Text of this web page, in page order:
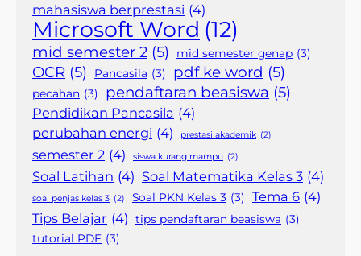
mahasiswa berprestasi (4)
Microsoft Word (12)
mid semester 2 (5) mid semester genap (3)
OCR (5) Pancasila (3) pdf ke word (5)
pecahan (3) pendaftaran beasiswa (5)
Pendidikan Pancasila (4)
perubahan energi (4) prestasi akademik (2)
semester 2 (4) siswa kurang mampu (2)
Soal Latihan (4) Soal Matematika Kelas 3 (4)
soal penjas kelas 3 (2) Soal PKN Kelas 3 (3) Tema 6 (4)
Tips Belajar (4) tips pendaftaran beasiswa (3)
tutorial PDF (3)